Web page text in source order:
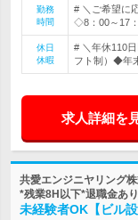
勤務
時間
# ＼ご希望に
◇8：00～17
休日
休暇
# ＼年休110
フト制）◆年
求人詳細を
共愛エンジニヤリング
*残業8H以下*退職金あり
未経験者OK【ビル